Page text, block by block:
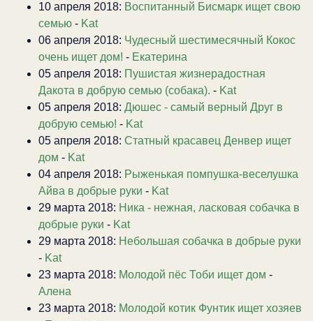
10 апреля 2018: Воспитанный Бисмарк ищет свою
семью - Kat
06 апреля 2018: Чудесный шестимесячный Кокос
очень ищет дом! - Екатерина
05 апреля 2018: Пушистая жизнерадостная
Дакота в добрую семью (собака). - Kat
05 апреля 2018: Дюшес - самый верный Друг в
добрую семью! - Kat
05 апреля 2018: Статный красавец Денвер ищет
дом - Kat
04 апреля 2018: Рыженькая помпушка-веселушка
Айва в добрые руки - Kat
29 марта 2018: Ника - нежная, ласковая собачка в
добрые руки - Kat
29 марта 2018: Небольшая собачка в добрые руки
- Kat
23 марта 2018: Молодой пёс Тоби ищет дом -
Алена
23 марта 2018: Молодой котик Фунтик ищет хозяев